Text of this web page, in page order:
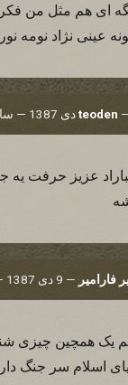
ای هم مثل من فکر
عینی نژاد نومه
teoden
فارامیر — 9 دی 1387 — ساعت 19:26
یک همچین چیزی
اسلام سر جنگ